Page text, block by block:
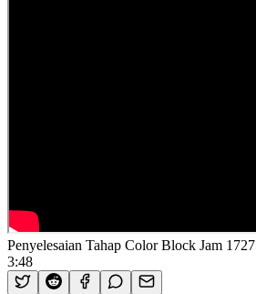
Penyelesaian Tahap Color Block Jam 1727
3:48